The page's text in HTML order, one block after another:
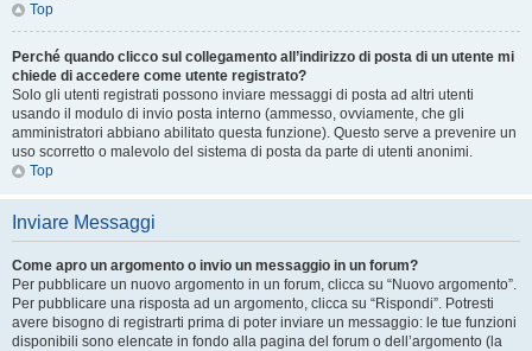
Top
Perché quando clicco sul collegamento all’indirizzo di posta di un utente mi
chiede di accedere come utente registrato?
Solo gli utenti registrati possono inviare messaggi di posta ad altri utenti
usando il modulo di invio posta interno (ammesso, ovviamente, che gli
amministratori abbiano abilitato questa funzione). Questo serve a prevenire un
uso scorretto o malevolo del sistema di posta da parte di utenti anonimi.
Top
Inviare Messaggi
Come apro un argomento o invio un messaggio in un forum?
Per pubblicare un nuovo argomento in un forum, clicca su “Nuovo argomento”.
Per pubblicare una risposta ad un argomento, clicca su “Rispondi”. Potresti
avere bisogno di registrarti prima di poter inviare un messaggio: le tue funzioni
disponibili sono elencate in fondo alla pagina del forum o dell’argomento (la